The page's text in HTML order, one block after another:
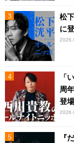
松
に
「
周
登場
『